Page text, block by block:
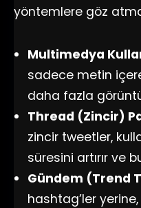
yöntemlere göz
Multimedya
sadece metin
daha fazla
Thread (Zincir)
zincir tweetler,
süresini artırır ve
Gündem (Trend
hashtag’ler